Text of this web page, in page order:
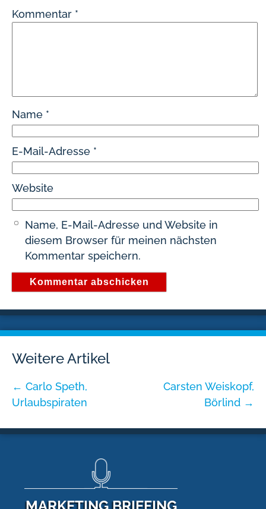
Kommentar *
Name *
E-Mail-Adresse *
Website
Name, E-Mail-Adresse und Website in
diesem Browser für meinen nächsten
Kommentar speichern.
Weitere Artikel
← Carlo Speth,
Urlaubspiraten
Carsten Weiskopf,
Börlind →
MARKETING BRIEFING